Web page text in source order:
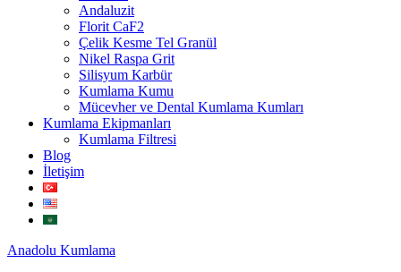
Andaluzit
Florit CaF2
Çelik Kesme Tel Granül
Nikel Raspa Grit
Silisyum Karbür
Kumlama Kumu
Mücevher ve Dental Kumlama Kumları
Kumlama Ekipmanları
Kumlama Filtresi
Blog
İletişim
Anadolu Kumlama